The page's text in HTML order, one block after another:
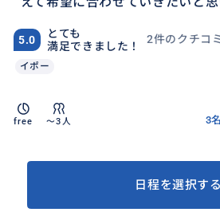
5.0
とても
満足できました！
2件のクチコミ
イポー
free 〜3人
3
日程を選択する